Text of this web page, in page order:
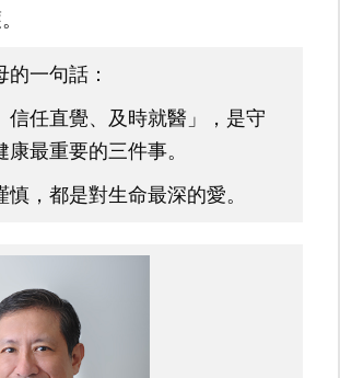
的一句話：
信任直覺、及時就醫」， 是守
康最重要的三件事。
慎，都是對生命最深的愛。